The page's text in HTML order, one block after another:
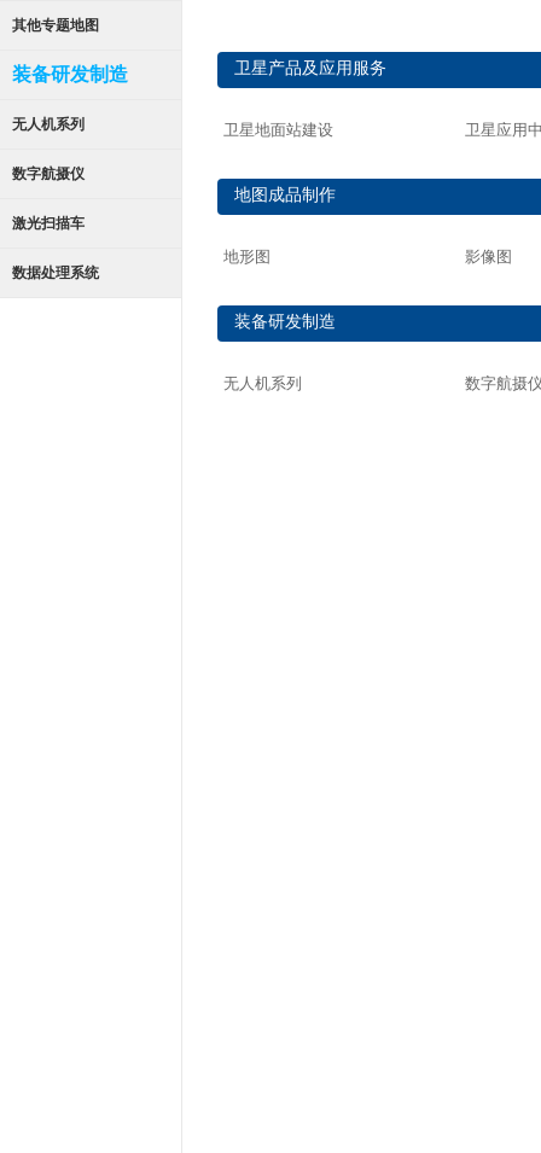
其他专题地图
装备研发制造 卫星产品及应用服务
无人机系列
数字航摄仪
激光扫描车
数据处理系统
卫星地面站建设 卫星应用
地图成品制作
地形图 影像图
装备研发制造
无人机系列 数字航摄